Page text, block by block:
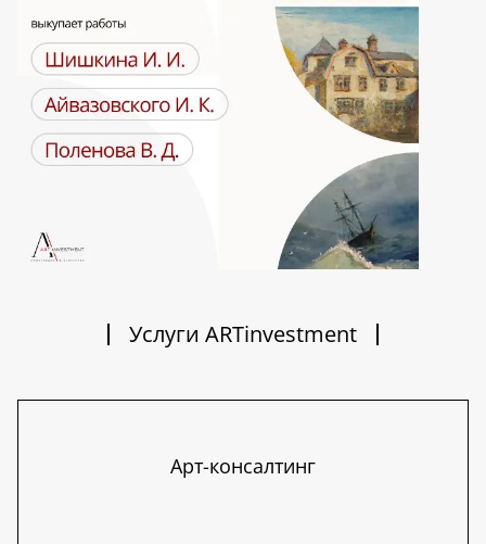
Услуги ARTinvestment
Арт-консалтинг